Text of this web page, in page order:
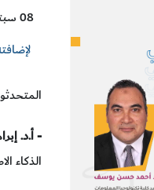
08 سبتمبر 2022 -
- أ.د.
الذكاء